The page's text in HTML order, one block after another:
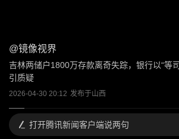
@镜像视界
吉林两储户1800万存款离奇失踪，银行以“等
引质疑
2026-04-30 20:12 发布于山西
打开腾讯新闻客户端说两句